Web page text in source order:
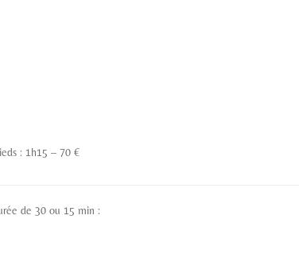
: 1h15 – 70 €
de 30 ou 15 min :